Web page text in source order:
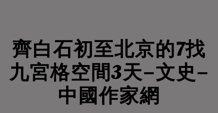
齊白石初至北京的7找
九宮格空間3天–文史–
中國作家網